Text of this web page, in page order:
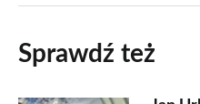
Sprawdź też